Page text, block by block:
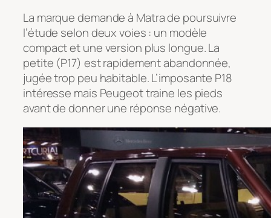
La marque demande à Matra de poursuivre
l’étude selon deux voies : un modèle
compact et une version plus longue. La
petite (P17) est rapidement abandonnée,
jugée trop peu habitable. L’imposante P18
intéresse mais Peugeot traine les pieds
avant de donner une réponse négative.